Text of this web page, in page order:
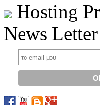
Hosting
News Letter